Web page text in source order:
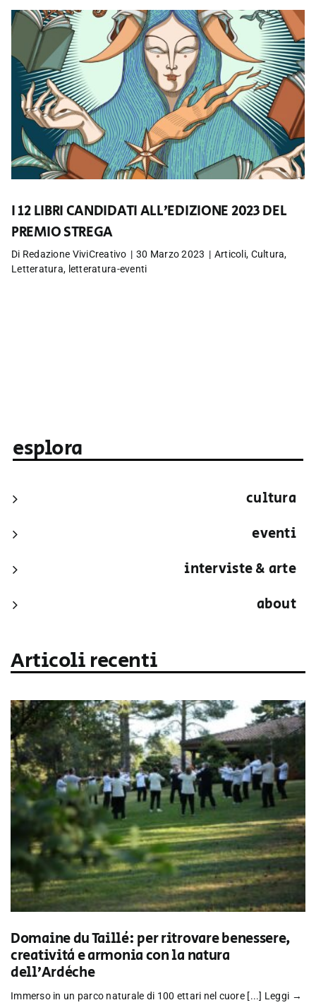
I 12 LIBRI CANDIDATI ALL’EDIZIONE 2023 DEL
PREMIO STREGA
Di Redazione ViviCreativo | 30 Marzo 2023 | Articoli, Cultura,
Letteratura, letteratura-eventi
esplora
cultura
eventi
interviste & arte
about
Articoli recenti
Domaine du Taillé: per ritrovare benessere,
creatività e armonia con la natura
dell’Ardèche
Immerso in un parco naturale di 100 ettari nel cuore [...] Leggi →